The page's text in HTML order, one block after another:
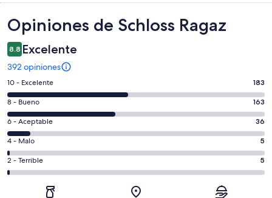
Opiniones
Opiniones de Schloss Ragaz
8.8 Excelente
392 opiniones
Puntuación
de
10,
es
decir,
Excelente.
Basada
en
10 - Excelente 183
Puntuación
de
8,
es
decir,
Bueno.
8 - Bueno 163
Puntuación
de
6,
es
decir,
Aceptable.
6 - Aceptable 36
Puntuación
de
4,
4 - Malo 5
Puntuación
de
2 - Terrible 5